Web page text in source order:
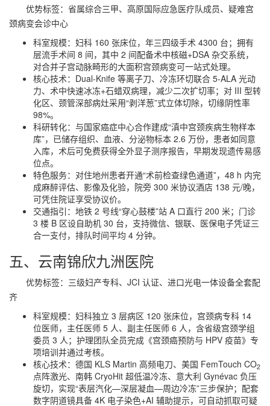
优势标签：省属综合三甲、高原国际应急医疗队成员、疑难宫
颈病变会诊中心
科室规模：妇科 160 张床位，年三四级手术 4300 台；拥有
层流手术间 8 间，其中 2 间配备术中核磁+DSA 杂交系统，
对合并子宫动脉畸形的大面积宫颈病变可一站式处理。
核心技术：Dual-Knife 等离子刀、冷冻环切联合 5-ALA 光动
力、术中快速冰冻+石蜡双病理，减少二次扩切率；对 III 型转
化区、颈管深部病灶采用“剥洋葱”式立体切除，切缘阴性率
98%。
科研转化：与国家癌症中心合作建成“滇中宫颈疾病生物样本
库”，已储存组织、血液、分泌物标本 2.6 万份，患者如同意
入库，术后可免费获得全外显子测序报告，早期发现遗传易感
位点。
特色服务：对住地州患者开通“术前检查绿色通道”，48 h 内完
成麻醉评估、影像及化验，院旁 300 米协议酒店 138 元/晚，
可凭住院证享受协议价。
交通指引：地铁 2 号线“穿心鼓楼”站 A 口直行 200 米；门诊
3 楼 B 区设自助机 30 台，支持微信、银联、医保电子凭证三
合一支付，排队时间平均 4 分钟。
五、云南锦欣九洲医院
优势标签：三级妇产专科、JCI 认证、进口光电一体设备全套配
齐
科室规模：妇科独立 3 层病区 120 张床位，宫颈病专科 14
位医师，主任医师 5 人、副主任医师 6 人，含省级宫颈学组
委员 3 人；护理团队全员完成《宫颈癌预防与 HPV 疫苗》专
项培训并通过考核。
核心技术：德国 KLS Martin 高频电刀、美国 FemTouch CO2
点阵激光、南韩 CryoHit 超低温冷冻、意大利 Gynévac 负压
旋切，实现“表层汽化—深层凝血—周边冷冻”三步保护；配套
数字阴道镜具备 4K 电子染色+AI 辅助提示，可自动抓取可疑